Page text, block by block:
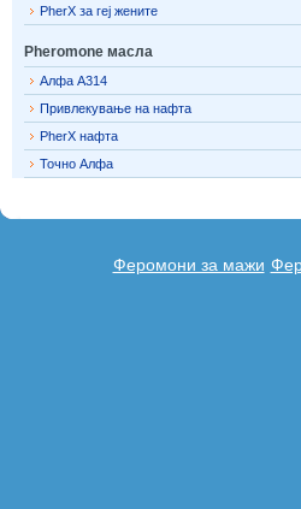
PherX за геј жените
Pheromone масла
Алфа A314
Привлекување на нафта
PherX нафта
Точно Алфа
Феромони за мажи